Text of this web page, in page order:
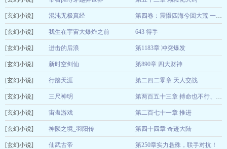
钢蛋她爹 12-22
[玄幻小说] 混沌无极真经 第四卷：震慑四海兮回大荒 一八九.形势危急，人间风流
浮生不虚度
[玄幻小说] 我生在宇宙大爆炸之前 643 得手
草庐里的茶
[玄幻小说] 进击的后浪 第1183章 冲突爆发
犁天
[玄幻小说] 新时空剑仙 第890章 四大财神
芃玉燕
[玄幻小说] 行踏天涯 第二四二零章 天人交战
午夜狂响曲 12-22
[玄幻小说] 三尺神明 第两百五十三章 搏命也不行、生死别离？
胜己
[玄幻小说] 宙蛊游戏 第二百七十一章 推进
守望凡尘
[玄幻小说] 神陨之境_羽阳传 第四十四章 奇迹大陆
阮绵棉 12-22
[玄幻小说] 仙武古帝 第250章实力悬殊，联手对抗！